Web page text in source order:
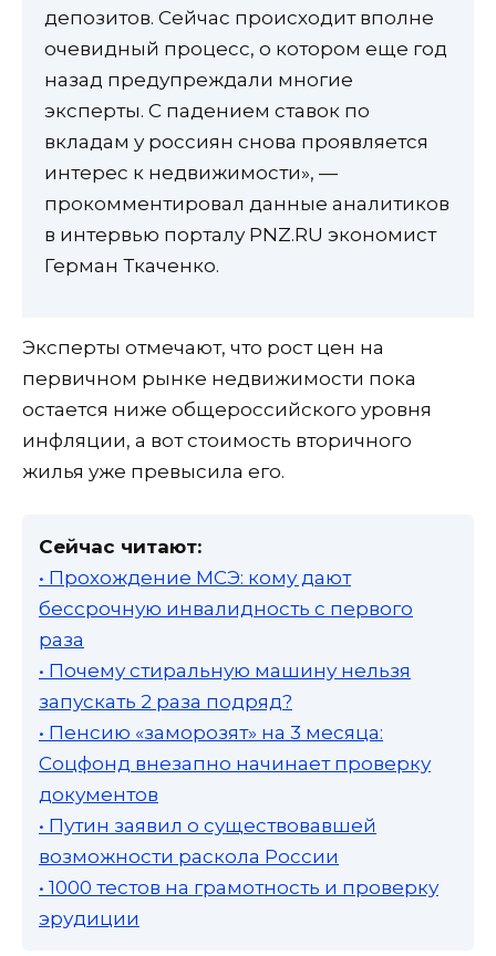
депозитов. Сейчас происходит вполне
очевидный процесс, о котором еще год
назад предупреждали многие
эксперты. С падением ставок по
вкладам у россиян снова проявляется
интерес к недвижимости», —
прокомментировал данные аналитиков
в интервью порталу PNZ.RU экономист
Герман Ткаченко.
Эксперты отмечают, что рост цен на
первичном рынке недвижимости пока
остается ниже общероссийского уровня
инфляции, а вот стоимость вторичного
жилья уже превысила его.
Сейчас читают:
• Прохождение МСЭ: кому дают
бессрочную инвалидность с первого
раза
• Почему стиральную машину нельзя
запускать 2 раза подряд?
• Пенсию «заморозят» на 3 месяца:
Соцфонд внезапно начинает проверку
документов
• Путин заявил о существовавшей
возможности раскола России
• 1000 тестов на грамотность и проверку
эрудиции